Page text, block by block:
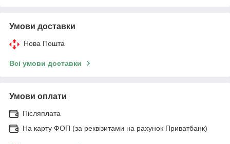
Умови доставки
Нова Пошта
Всі умови доставки
Умови оплати
Післяплата
На карту ФОП (за реквізитами на рахунок Приватбанк)